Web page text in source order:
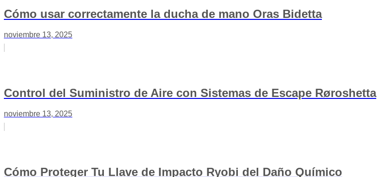
Cómo usar correctamente la ducha de mano Oras Bidetta
noviembre 13, 2025
Control del Suministro de Aire con Sistemas de Escape Røroshetta
noviembre 13, 2025
Cómo Proteger Tu Llave de Impacto Ryobi del Daño Químico